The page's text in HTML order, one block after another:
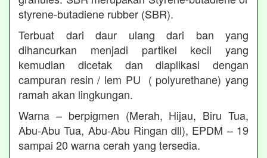
styrene-butadiene rubber (SBR).
Terbuat dari daur ulang dari ban yang
dihancurkan menjadi partikel kecil yang
kemudian dicetak dan diaplikasi dengan
campuran resin / lem PU ( polyurethane) yang
ramah akan lingkungan.
Warna – berpigmen (Merah, Hijau, Biru Tua,
Abu-Abu Tua, Abu-Abu Ringan dll), EPDM – 19
sampai 20 warna cerah yang tersedia.